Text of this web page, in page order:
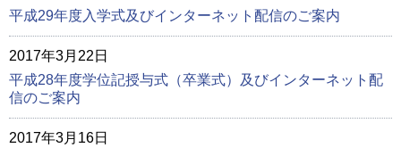
平成29年度入学式及びインターネット配信のご案内
2017年3月22日
平成28年度学位記授与式（卒業式）及びインターネット配
信のご案内
2017年3月16日